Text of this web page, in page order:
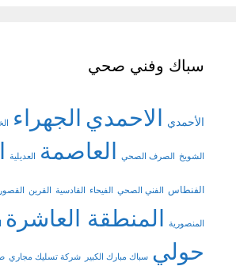
سباك وفني صحي
الأحمدي الاحمدي الجهراء
الشويخ الصرف الصحي العاصمة العديلية
الفنطاس الفني الصحي الفيحاء القادسية القرين القصور
المنصورية المنطقة العاشرة
حولي سباك مبارك الكبير شركة تسليك مجاري